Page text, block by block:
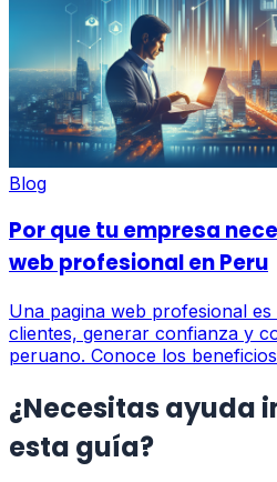
Blog
Por que tu empresa
web profesional en Peru
Una pagina web profesional
clientes, generar confianza y
peruano. Conoce los
¿Necesitas ayuda
esta guía?